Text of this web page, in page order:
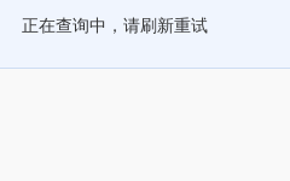
正在查询中，请刷新重试